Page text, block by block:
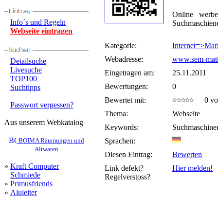
Info´s und Regeln
Webseite eintragen
Detailsuche
Livesuche
TOP100
Suchtipps
Passwort vergessen?
Aus unserem Webkatalog
BOIMA Räumungen und
Altwaren
» Kraft Computer
Schmiede
» Primusfriends
» Aluleiter
Online
Kategorie:
Webadresse:
www.sem-
Eingetragen am:
25.11.2011
Bewertungen:
0
Bewertet mit:
0
Thema:
Webseite
Keywords:
Sprachen:
Diesen Eintrag:
Bewerten
Link defekt?
Regelverstoss?
Hier melden!